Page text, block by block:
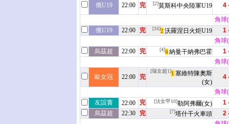
俄U19 22:00 完 [2]莫斯科中央陸軍U19
4
角球
俄U19
22:00 完 [16]2 沃羅涅日火炬U19
1
角球
烏茲超
22:00 完 [4]4納曼干納弗巴霍
1
角球
歐女冠 22:00 完
[瑞女超1]1 塞維特陳奧斯
(女)
4
角球
友誼賽
22:00 完 [法女甲10]勒阿弗爾(女)
1
烏茲超
22:30 完 [7]塔什干火車頭
2